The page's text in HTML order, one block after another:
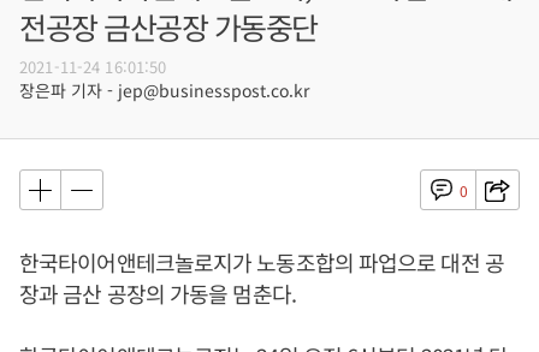
전공장 금산공장 가동중단
2021-11-24 16:01:50
장은파 기자 - jep@businesspost.co.kr
0
한국타이어앤테크놀로지가 노동조합의 파업으로 대전 공
장과 금산 공장의 가동을 멈춘다.